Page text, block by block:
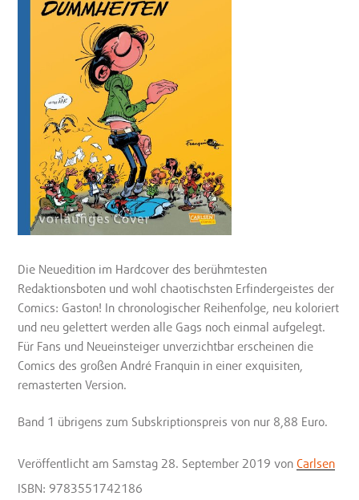
Die Neuedition im Hardcover des berühmtesten
Redaktionsboten und wohl chaotischsten Erfindergeistes der
Comics: Gaston! In chronologischer Reihenfolge, neu koloriert
und neu gelettert werden alle Gags noch einmal aufgelegt.
Für Fans und Neueinsteiger unverzichtbar erscheinen die
Comics des großen André Franquin in einer exquisiten,
remasterten Version.
Band 1 übrigens zum Subskriptionspreis von nur 8,88 Euro.
Veröffentlicht am Samstag 28. September 2019 vonCarlsen
ISBN: 9783551742186